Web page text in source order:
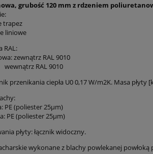
grubość 120 mm z rdzeniem
trapez
liniowe
RAL:
zewnątrz RAL 9010
RAL 9010
przenikania ciepła U0 0,17 W/m2K. Masa płyty
PE (poliester 25µm)
PE (poliester 25µm)
płyty: łącznik widoczny.
wykonane z blachy powlekanej powłoką